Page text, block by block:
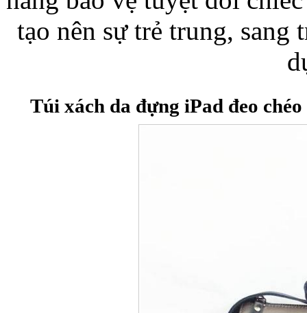
tạo nên sự trẻ trung,
Túi xách da đựng iPad đeo